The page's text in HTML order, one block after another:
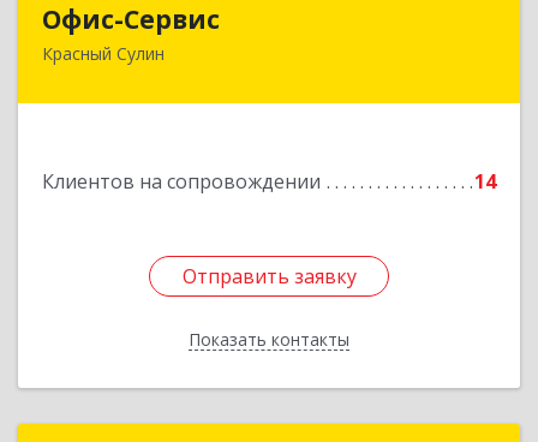
Офис-Сервис
Красный Сулин
Клиентов на сопровождении 14
Отправить заявку
Показать контакты
346350, Ростовская обл, р-н Красносулинский,
Отправить заявку
Назад